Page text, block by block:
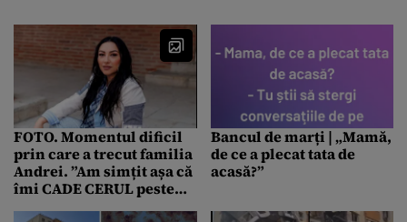
FOTO. Momentul dificil
prin care a trecut familia
Andrei. ”Am simțit așa că
îmi CADE CERUL peste
Bancul de marți | „Mamă,
de ce a plecat tata de
acasă?”